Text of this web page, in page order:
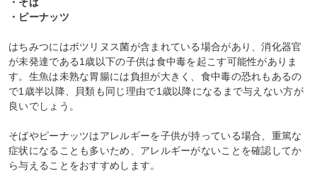
・ピーナッツ
はちみつにはボツリヌス菌が含まれている場合があり、消化器官
が未発達である1歳以下の子供は食中毒を起こす可能性がありま
す。生魚は未熟な胃腸には負担が大きく、食中毒の恐れもあるの
で1歳半以降、貝類も同じ理由で1歳以降になるまで与えない方が
良いでしょう。
そばやピーナッツはアレルギーを子供が持っている場合、重篤な
症状になることも多いため、アレルギーがないことを確認してか
ら与えることをおすすめします。